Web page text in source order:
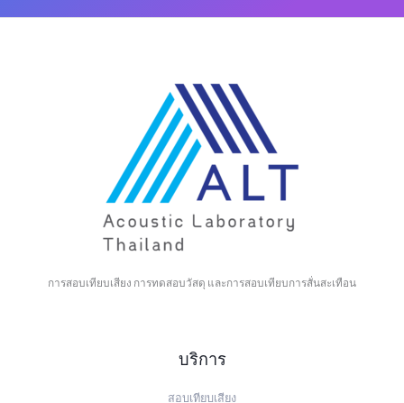
การสอบเทียบเสียง การทดสอบวัสดุ และการสอบเทียบการสั่นสะเทือน
บริการ
สอบเทียบเสียง